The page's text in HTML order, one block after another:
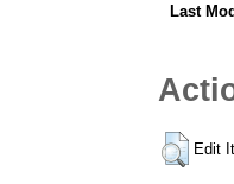
Last
Edit